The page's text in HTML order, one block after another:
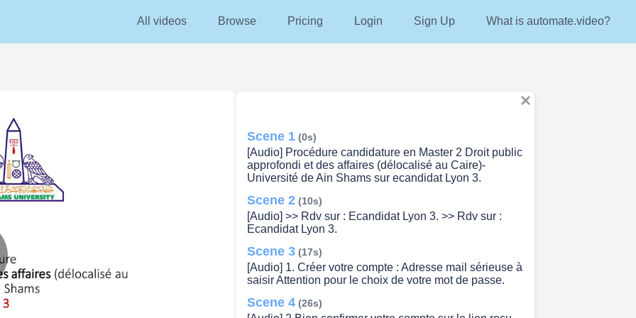
All videos Browse Pricing Login Sign Up What is automate.video?
Scene 1 (0s)
[Audio] Procédure candidature en Master 2 Droit public
approfondi et des affaires (délocalisé au Caire)-
Université de Ain Shams sur ecandidat Lyon 3.
Scene 2 (10s)
[Audio] >> Rdv sur : Ecandidat Lyon 3. >> Rdv sur :
Ecandidat Lyon 3.
Scene 3 (17s)
[Audio] 1. Créer votre compte : Adresse mail sérieuse à
saisir Attention pour le choix de votre mot de passe.
Scene 4 (26s)